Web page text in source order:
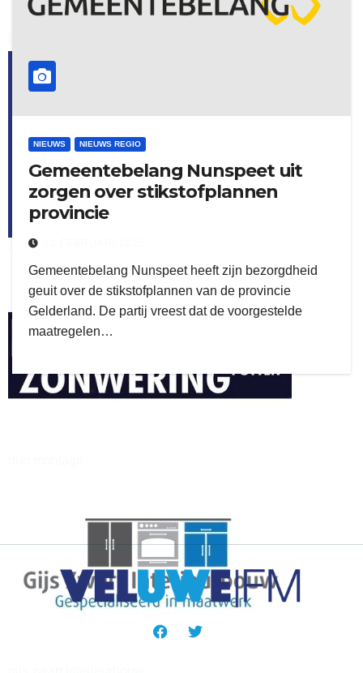
kleijer
ook adverteren
NIEUWS NIEUWS REGIO
Gemeentebelang Nunspeet uit
zorgen over stikstofplannen
provincie
Gemeentebelang Nunspeet heeft zijn bezorgdheid
geuit over de stikstofplannen van de provincie
Gelderland. De partij vreest dat de voorgestelde
maatregelen…